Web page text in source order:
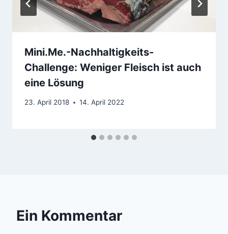
Mini.Me.-Nachhaltigkeits-
Challenge: Weniger Fleisch ist auch
eine Lösung
23. April 2018 14. April 2022
Ein Kommentar